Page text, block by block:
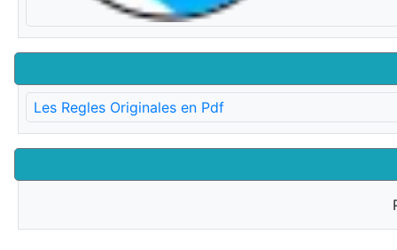
Les Regles Originales en Pdf